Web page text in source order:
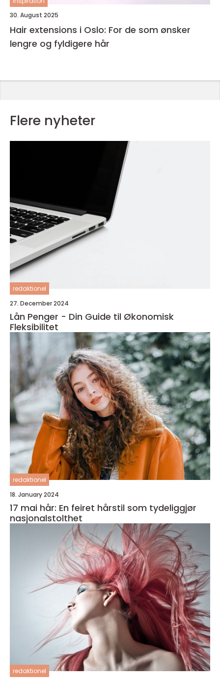
30. August 2025
Hair extensions i Oslo: For de som ønsker
lengre og fyldigere hår
Flere nyheter
redaktionel
27. December 2024
Lån Penger - Din Guide til Økonomisk
Fleksibilitet
redaktionel
18. January 2024
17 mai hår: En feiret hårstil som tydeliggjør
nasjonalstolthet
redaktionel